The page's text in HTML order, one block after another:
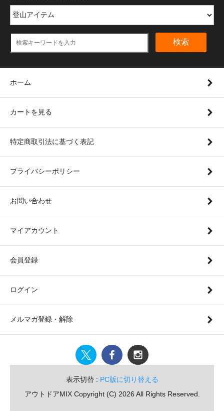
検索
ホーム
カートを見る
特定商取引法に基づく表記
プライバシーポリシー
お問い合わせ
マイアカウント
会員登録
ログイン
メルマガ登録・解除
表示切替 : PC版に切り替える
アウトドアMIX Copyright (C) 2026 All Rights Reserved.